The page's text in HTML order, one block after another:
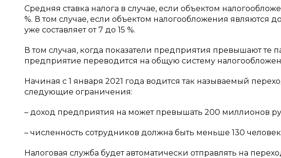
Средняя ставка налога в случае, если объектом
%. В том случае, если объектом налогообложения являются
уже составляет от 7 до 15 %.
В том случая, когда показатели предприятия превышают те
предприятие переводится на общую систему
Начиная с 1 января 2021 года водится так называемый
следующие ограничения:
– доход предприятия на может превышать 200 миллионов
– численность сотрудников должна быть меньше 130
Налоговая служба будет автоматически отправлять на